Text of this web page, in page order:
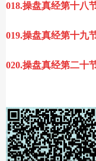
018.操盘真经第十八
019.操盘真经第十九
020.操盘真经第二十